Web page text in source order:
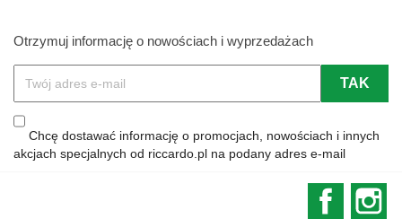
Otrzymuj informację o nowościach i wyprzedażach
Chcę dostawać informację o promocjach, nowościach i innych
akcjach specjalnych od riccardo.pl na podany adres e-mail